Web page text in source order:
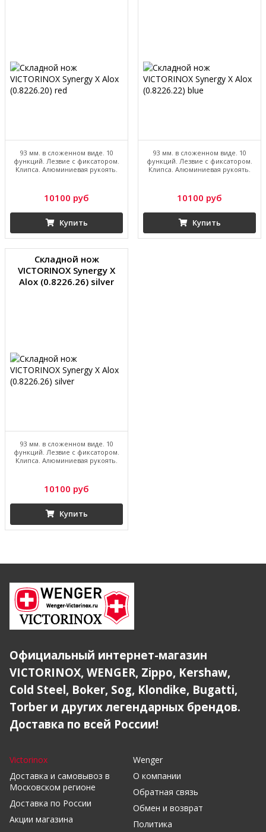
93 мм. в сложенном виде. 10
функций. Лезвие с фиксатором.
Клипса. Алюминиевая рукоять.
10100 руб
Купить
93 мм. в сложенном виде. 10
функций. Лезвие с фиксатором.
Клипса. Алюминиевая рукоять.
10100 руб
Купить
Складной нож
VICTORINOX Synergy X
Alox (0.8226.26) silver
93 мм. в сложенном виде. 10
функций. Лезвие с фиксатором.
Клипса. Алюминиевая рукоять.
10100 руб
Купить
Официальный интернет-магазин
VICTORINOX, WENGER, Zippo, Kershaw,
Cold Steel, Boker, Sog, Klondike, Bugatti,
Torber и других легендарных брендов.
Доставка по всей России!
Victorinox
Доставка и самовывоз в
Московском регионе
Доставка по России
Акции магазина
Wenger
О компании
Обратная связь
Обмен и возврат
Политика